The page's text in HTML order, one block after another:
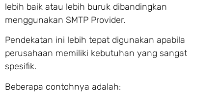
lebih baik atau lebih buruk dibandingkan
menggunakan SMTP Provider.
Pendekatan ini lebih tepat digunakan apabila
perusahaan memiliki kebutuhan yang sangat
spesifik.
Beberapa contohnya adalah: